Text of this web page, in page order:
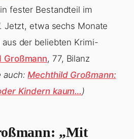
fester Bestandteil im
Jetzt, etwa sechs Monate
der beliebten Krimi-
Großmann, 77, Bilanz
auch:Mechthild Großmann:
Kindern kaum…)
„Mit